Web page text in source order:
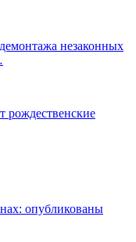
незаконных
рождественские
опубликованы